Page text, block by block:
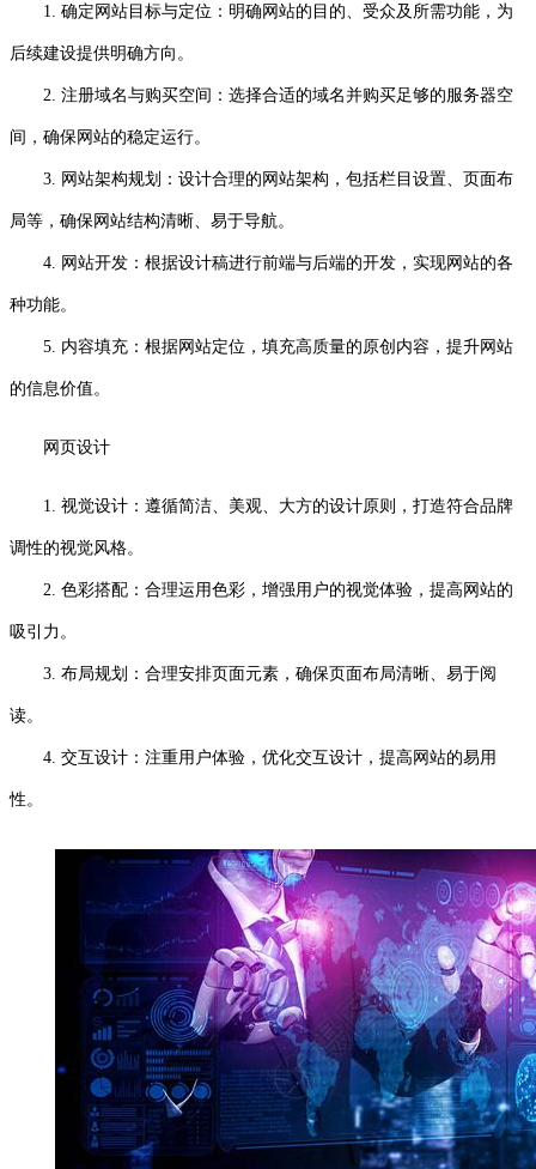
1. 确定网站目标与定位：明确网站的目的、受众及所需功能，为
后续建设提供明确方向。
2. 注册域名与购买空间：选择合适的域名并购买足够的服务器空
间，确保网站的稳定运行。
3. 网站架构规划：设计合理的网站架构，包括栏目设置、页面布
局等，确保网站结构清晰、易于导航。
4. 网站开发：根据设计稿进行前端与后端的开发，实现网站的各
种功能。
5. 内容填充：根据网站定位，填充高质量的原创内容，提升网站
的信息价值。
网页设计
1. 视觉设计：遵循简洁、美观、大方的设计原则，打造符合品牌
调性的视觉风格。
2. 色彩搭配：合理运用色彩，增强用户的视觉体验，提高网站的
吸引力。
3. 布局规划：合理安排页面元素，确保页面布局清晰、易于阅
读。
4. 交互设计：注重用户体验，优化交互设计，提高网站的易用
性。